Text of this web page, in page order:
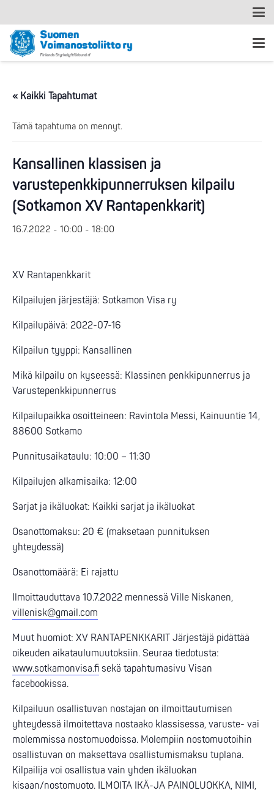
« Kaikki Tapahtumat
Tämä tapahtuma on mennyt.
Kansallinen klassisen ja
varustepenkkipunnerruksen kilpailu
(Sotkamon XV Rantapenkkarit)
16.7.2022 - 10:00 - 18:00
XV Rantapenkkarit
Kilpailujen järjestäjä: Sotkamon Visa ry
Kilpailupäivä: 2022-07-16
Kilpailun tyyppi: Kansallinen
Mikä kilpailu on kyseessä: Klassinen penkkipunnerrus ja
Varustepenkkipunnerrus
Kilpailupaikka osoitteineen: Ravintola Messi, Kainuuntie 14,
88600 Sotkamo
Punnitusaikataulu: 10:00 – 11:30
Kilpailujen alkamisaika: 12:00
Sarjat ja ikäluokat: Kaikki sarjat ja ikäluokat
Osanottomaksu: 20 € (maksetaan punnituksen
yhteydessä)
Osanottomäärä: Ei rajattu
Ilmoittauduttava 10.7.2022 mennessä Ville Niskanen,
villenisk@gmail.com
Muut huomiot: XV RANTAPENKKARIT Järjestäjä pidättää
oikeuden aikataulumuutoksiin. Seuraa tiedotusta:
www.sotkamonvisa.fi sekä tapahtumasivu Visan
facebookissa.
Kilpailuun osallistuvan nostajan on ilmoittautumisen
yhteydessä ilmoitettava nostaako klassisessa, varuste- vai
molemmissa nostomuodoissa. Molempiin nostomuotoihin
osallistuvan on maksettava osallistumismaksu tuplana.
Kilpailija voi osallistua vain yhden ikäluokan
kisaan/nostomuoto. ILMOITA IKÄ-JA PAINOLUOKKA, NIMI,